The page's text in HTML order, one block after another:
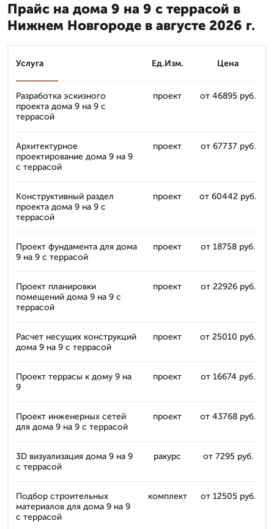
Прайс на дома 9 на 9 с террасой в
Нижнем Новгороде в августе 2026 г.
Услуга Ед.Изм. Цена
Разработка эскизного
проекта дома 9 на 9 с
террасой
проект от 46895 руб.
Архитектурное
проектирование дома 9 на 9
с террасой
проект от 67737 руб.
Конструктивный раздел
проекта дома 9 на 9 с
террасой
проект от 60442 руб.
Проект фундамента для дома
9 на 9 с террасой
проект от 18758 руб.
Проект планировки
помещений дома 9 на 9 с
террасой
проект от 22926 руб.
Расчет несущих конструкций
дома 9 на 9 с террасой
проект от 25010 руб.
Проект террасы к дому 9 на
9
проект от 16674 руб.
Проект инженерных сетей
для дома 9 на 9 с террасой
проект от 43768 руб.
3D визуализация дома 9 на 9
с террасой
ракурс от 7295 руб.
Подбор строительных
материалов для дома 9 на 9
с террасой
комплект от 12505 руб.